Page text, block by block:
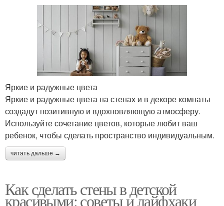
Яркие и радужные цвета
Яркие и радужные цвета на стенах и в декоре комнаты
создадут позитивную и вдохновляющую атмосферу.
Используйте сочетание цветов, которые любит ваш
ребенок, чтобы сделать пространство индивидуальным.
читать дальше →
Как сделать стены в детской
красивыми: советы и лайфхаки